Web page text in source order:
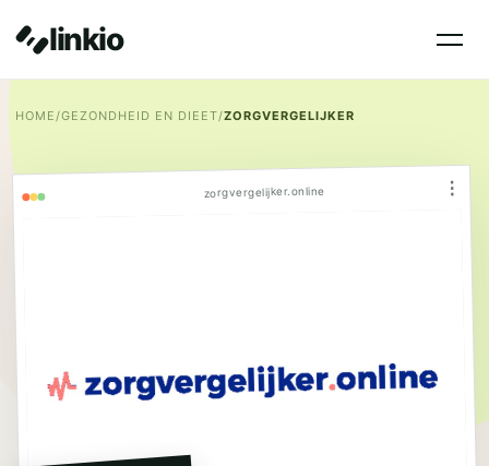
linkio
HOME/GEZONDHEID EN DIEET/ZORGVERGELIJKER
zorgvergelijker.online ⋮